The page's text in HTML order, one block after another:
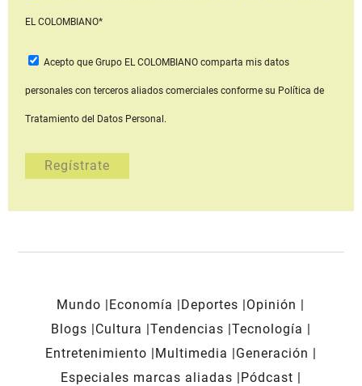
EL COLOMBIANO*
Acepto que Grupo EL COLOMBIANOcomparta mis datos
personales con terceros aliados comerciales conforme su Política de
Tratamiento del Datos Personal.
Mundo Economía Deportes
Opinión
Blogs
Cultura Tendencias Tecnología
Entretenimiento
Multimedia
Generación
Especiales marcas aliadas
Pódcast